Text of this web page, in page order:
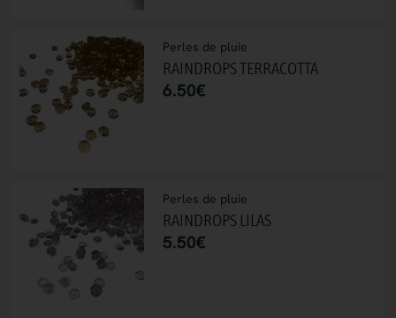
Perles de pluie
RAINDROPS TERRACOTTA
6.50€
Perles de pluie
RAINDROPS LILAS
5.50€